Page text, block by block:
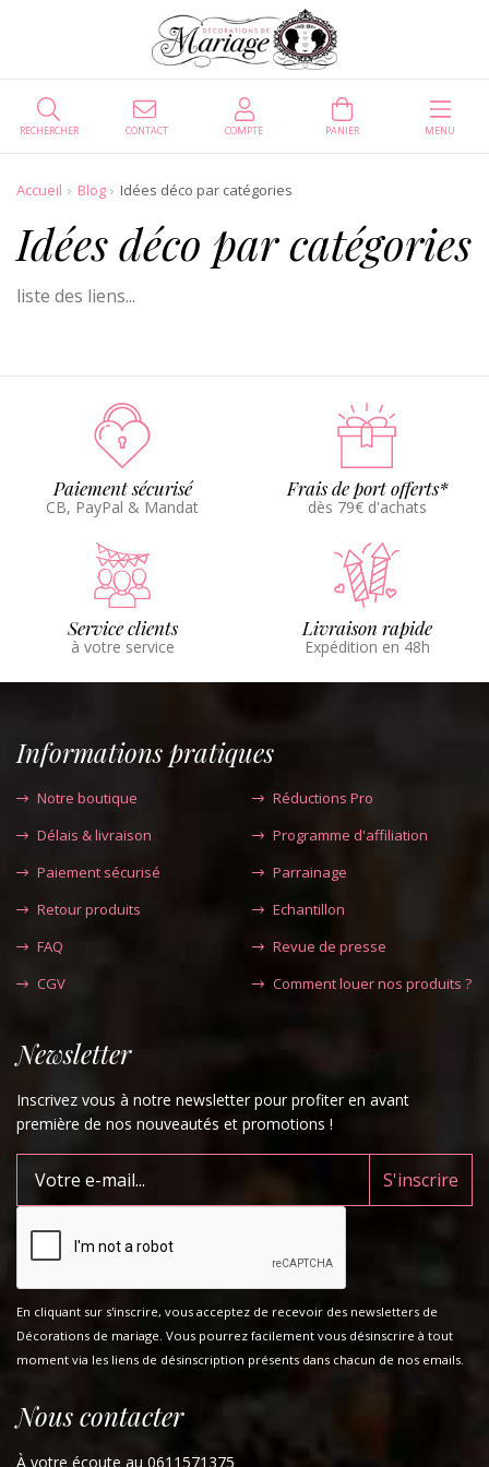
CONTACT
RECHERCHER COMPTE PANIER MENU
Accueil Blog Idées déco par catégories
Idées déco par catégories
liste des liens...
Paiement sécurisé
CB, PayPal & Mandat
Frais de port offerts*
dès 79€ d'achats
Service clients
à votre service
Livraison rapide
Expédition en 48h
Informations pratiques
Notre boutique
Délais & livraison
Paiement sécurisé
Retour produits
FAQ
CGV
Réductions Pro
Programme d'affiliation
Parrainage
Echantillon
Revue de presse
Comment louer nos produits ?
Newsletter
Inscrivez vous à notre newsletter pour profiter en avant
première de nos nouveautés et promotions !
En cliquant sur s'inscrire, vous acceptez de recevoir des newsletters de
Décorations de mariage. Vous pourrez facilement vous désinscrire à tout
moment via les liens de désinscription présents dans chacun de nos emails.
Nous contacter
À votre écoute au 0611571375